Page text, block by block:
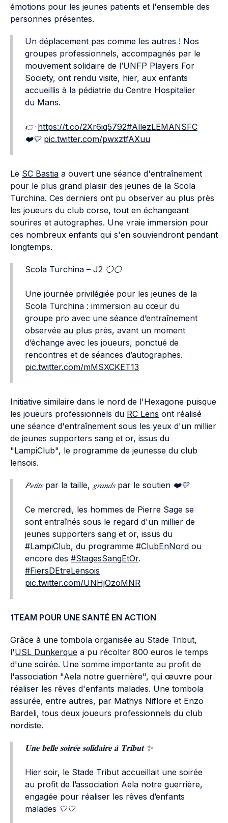
émotions pour les jeunes patients et l'ensemble des
personnes présentes.
Un déplacement pas comme les autres ! Nos
groupes professionnels, accompagnés par le
mouvement solidaire de l’UNFP Players For
Society, ont rendu visite, hier, aux enfants
accueillis à la pédiatrie du Centre Hospitalier
du Mans.
👉 https://t.co/2Xr6iq5792#AllezLEMANSFC
❤️💛 pic.twitter.com/pwxztfAXuu
Le SC Bastia a ouvert une séance d'entraînement
pour le plus grand plaisir des jeunes de la Scola
Turchina. Ces derniers ont pu observer au plus près
les joueurs du club corse, tout en échangeant
sourires et autographes. Une vraie immersion pour
ces nombreux enfants qui s'en souviendront pendant
longtemps.
Scola Turchina – J2 🔵⚪️
Une journée privilégiée pour les jeunes de la
Scola Turchina : immersion au cœur du
groupe pro avec une séance d’entraînement
observée au plus près, avant un moment
d’échange avec les joueurs, ponctué de
rencontres et de séances d’autographes.
pic.twitter.com/mMSXCKET13
Initiative similaire dans le nord de l'Hexagone puisque
les joueurs professionnels du RC Lens ont réalisé
une séance d'entraînement sous les yeux d'un millier
de jeunes supporters sang et or, issus du
"LampiClub", le programme de jeunesse du club
lensois.
𝑃𝑒𝑡𝑖𝑡𝑠 par la taille, 𝑔𝑟𝑎𝑛𝑑𝑠 par le soutien ❤️💛
Ce mercredi, les hommes de Pierre Sage se
sont entraînés sous le regard d'un millier de
jeunes supporters sang et or, issus du
#LampiClub, du programme #ClubEnNord ou
encore des #StagesSangEtOr.
#FiersDEtreLensois
pic.twitter.com/UNHjOzoMNR
1TEAM POUR UNE SANTÉ EN ACTION
Grâce à une tombola organisée au Stade Tribut,
l'USL Dunkerque a pu récolter 800 euros le temps
d'une soirée. Une somme importante au profit de
l'association "Aela notre guerrière", qui œuvre pour
réaliser les rêves d'enfants malades. Une tombola
assurée, entre autres, par Mathys Niflore et Enzo
Bardeli, tous deux joueurs professionnels du club
nordiste.
𝐔𝐧𝐞 𝐛𝐞𝐥𝐥𝐞 𝐬𝐨𝐢𝐫𝐞́𝐞 𝐬𝐨𝐥𝐢𝐝𝐚𝐢𝐫𝐞 𝐚̀ 𝐓𝐫𝐢𝐛𝐮𝐭 ✨
Hier soir, le Stade Tribut accueillait une soirée
au profit de l’association Aela notre guerrière,
engagée pour réaliser les rêves d’enfants
malades 💙🤍